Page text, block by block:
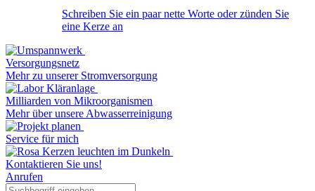
Schreiben Sie ein paar nette Worte oder zünden Sie
eine Kerze an
Versorgungsnetz
Mehr zu unserer Stromversorgung
Milliarden von Mikroorganismen
Mehr über unsere Abwasserreinigung
Service für mich
Kontaktieren Sie uns!
Anrufen